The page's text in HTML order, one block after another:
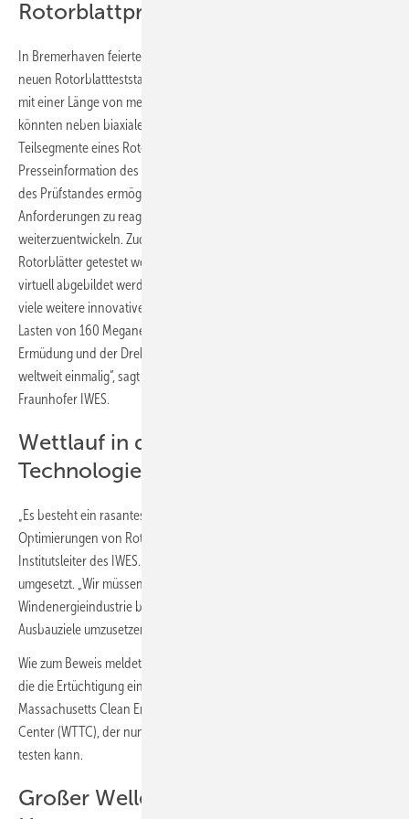
Rotorblattprüfstand 115m+
In Bremerhaven feierte das Fraunhofer IWES die Inbetriebnahme des
neuen Rotorblattteststandes 115m+. Dort können künftig Rotorblätter
mit einer Länge von mehr als 120 Metern getestet werden. Hersteller
könnten neben biaxialen Ganzblatttests auch nur einzelne
Teilsegmente eines Rotorblattes prüfen, heißt es in einer
Presseinformation des IWES. Der modulare und umrüstbare Aufbau
des Prüfstandes ermögliche den Wissenschaftler:innen, flexibel auf
Anforderungen zu reagieren und intelligente Testmethoden
weiterzuentwickeln. Zudem kann das gesamte Materialverhalten der
Rotorblätter getestet werden. Der gesamte Prüfstand kann auch
virtuell abgebildet werden und schafft somit Testmöglichkeiten für
viele weitere innovative digitale Prüfmethoden. „Die Kombination der
Lasten von 160 Meganewton Meter (MN m) statisch, 70 MN m
Ermüdung und der Dreh- und Kippfunktion macht diese Anlage
weltweit einmalig“, sagt Steffen Czichon, Abteilungsleiter Rotorblätter,
Fraunhofer IWES.
Wettlauf in der
Technologieentwicklung
„Es besteht ein rasantes Tempo in der Technologieentwicklung und
Optimierungen von Rotorblättern“, sagte Andreas Reuter,
Institutsleiter des IWES. Diese würden allerdings anderswo schneller
umgesetzt. „Wir müssen jetzt sicherstellen, dass die
Windenergieindustrie bestmöglich aufgestellt ist, um die Offshore-
Ausbauziele umzusetzen“, so Reuter.
Wie zum Beweis meldete R&D Research in der vergangenen Woche
die die Ertüchtigung eines Rotorblattprüfstandes für das
Massachusetts Clean Energy Center’s Wind Technology Testing
Center (WTTC), der nun ebenfalls Rotorblätter bis 130 Meter Länge
testen kann.
Großer Wellenströmungskanal in